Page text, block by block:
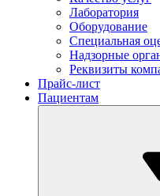
Лаборатория
Оборудование
Специальная
Надзорные
Реквизиты
Прайс-лист
Пациентам